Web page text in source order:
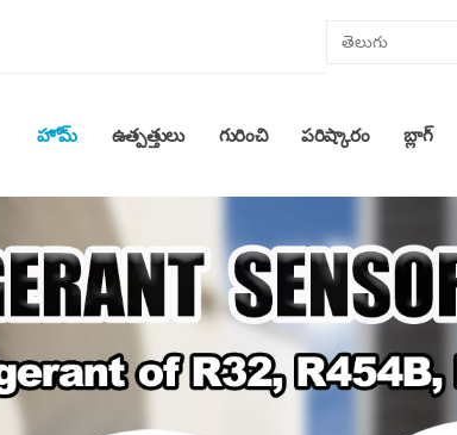
హోమ్ ఉత్పత్తులు గురించి పరిష్కారం బ్లాగ్